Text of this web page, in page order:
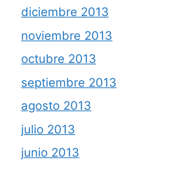
diciembre 2013
noviembre 2013
octubre 2013
septiembre 2013
agosto 2013
julio 2013
junio 2013